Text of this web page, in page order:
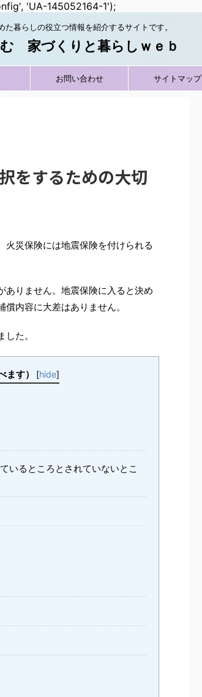
'UA-145052164-1');
た暮らしの役立つ情報を紹介するサイトです。
家づくりと暮らしｗｅｂ
お問い合わせ サイトマップ
をするための大切
火災保険には地震保険を付けられる
ありません。地震保険に入ると決め
内容に大差はありません。
た。
す） [hide]
るところとされていないとこ